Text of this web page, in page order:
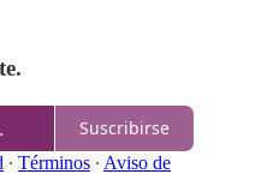
Suscribirse
∙ Términos ∙ Aviso de